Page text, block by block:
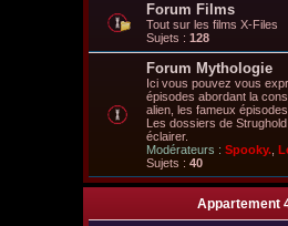
Forum Films
Tout sur les films X-Files
Sujets : 128
Forum Mythologie
Ici vous pouvez vous
épisodes abordant la
alien, les fameux
Les dossiers de
éclairer.
Modérateurs : Spooky.
Sujets : 40
Appartement